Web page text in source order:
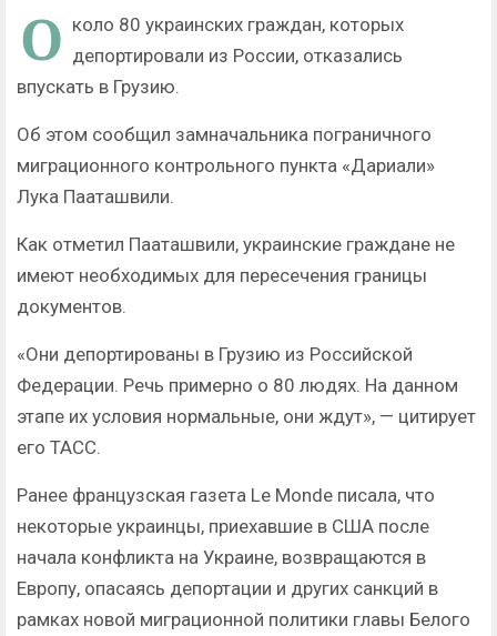
О коло 80 украинских граждан, которых
депортировали из России, отказались
впускать в Грузию.
Об этом сообщил замначальника пограничного
миграционного контрольного пункта «Дариали»
Лука Пааташвили.
Как отметил Пааташвили, украинские граждане не
имеют необходимых для пересечения границы
документов.
«Они депортированы в Грузию из Российской
Федерации. Речь примерно о 80 людях. На данном
этапе их условия нормальные, они ждут», — цитирует
его ТАСС.
Ранее французская газета Le Monde писала, что
некоторые украинцы, приехавшие в США после
начала конфликта на Украине, возвращаются в
Европу, опасаясь депортации и других санкций в
рамках новой миграционной политики главы Белого